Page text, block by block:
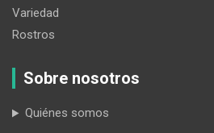
Variedad
Rostros
Sobre nosotros
Quiénes somos